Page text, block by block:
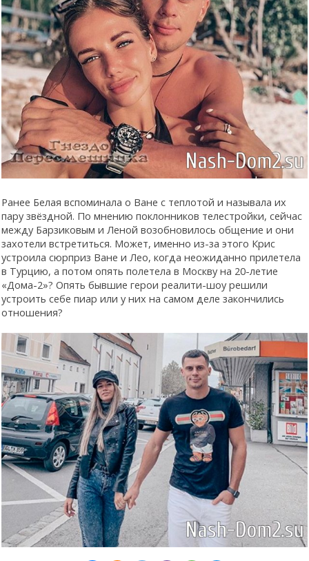
Ранее Белая вспоминала о Ване с теплотой и называла их
пару звёздной. По мнению поклонников телестройки, сейчас
между Барзиковым и Леной возобновилось общение и они
захотели встретиться. Может, именно из-за этого Крис
устроила сюрприз Ване и Лео, когда неожиданно прилетела
в Турцию, а потом опять полетела в Москву на 20-летие
«Дома-2»? Опять бывшие герои реалити-шоу решили
устроить себе пиар или у них на самом деле закончились
отношения?